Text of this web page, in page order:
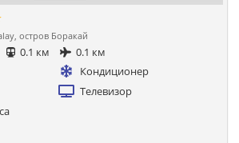
остров Боракай
0.1 км
0.1 км
Кондиционер
Телевизор